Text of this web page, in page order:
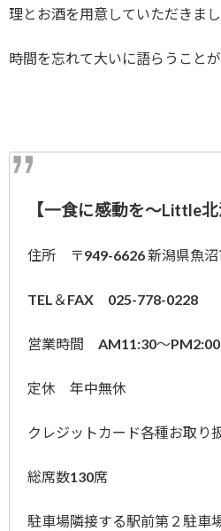
理とお酒を用意していただきまし
時間を忘れて大いに語らうことが
【一食に感動を～Little北
住所 〒949-6626 新潟県魚沼
TEL＆FAX 025-778-0228
営業時間 AM11:30～
定休 年中無休
クレジットカード各種お取り
総席数130席
駐車場隣接する駅前第２駐車